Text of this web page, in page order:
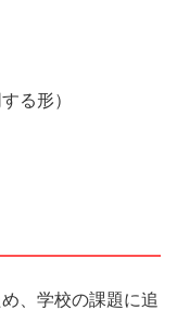
る形）
、学校の課題に追